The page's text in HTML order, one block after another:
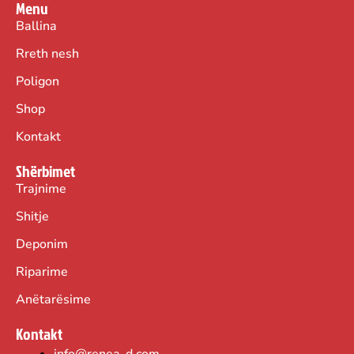
e
a
s
:
5
,
0
0
€
.
i
:
2
5
,
0
€
.
Menu
Ballina
Rreth nesh
Poligon
Shop
Kontakt
Shërbimet
Trajnime
Shitje
Deponim
Riparime
Anëtarësime
Kontakt